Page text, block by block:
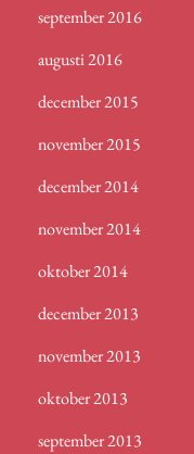
september 2016
augusti 2016
december 2015
november 2015
december 2014
november 2014
oktober 2014
december 2013
november 2013
oktober 2013
september 2013